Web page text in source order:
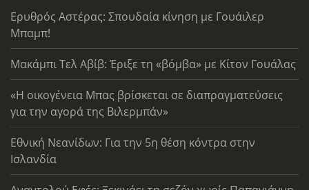
Ερυθρός Αστέρας: Σπουδαία κίνηση με Γουάιλερ
Μπαμπ!
Μακάμπι Τελ Αβίβ: Έριξε τη «βόμβα» με Κίτον Γουάλας
«Η οικογένεια Μπας βρίσκεται σε διαπραγματεύσεις
για την αγορά της Βιλερμπάν»
Εθνική Νεανίδων: Για την 5η θέση κόντρα στην
Ισλανδία